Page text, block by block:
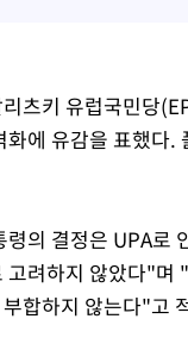
츠키 유럽국민당
에 유감을 표했다
의 결정은 UPA로
고려하지 않았다"
합하지 않는다"고